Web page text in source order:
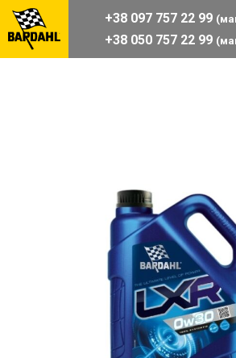
+38 097 757 22 99
+38 050 757 22 99